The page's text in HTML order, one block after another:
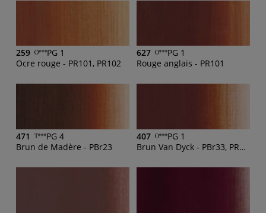
259
PG 1
Ocre rouge - PR101, PR102
627
PG 1
Rouge anglais - PR101
471
PG 4
Brun de Madère - PBr23
407
PG 1
Brun Van Dyck - PBr33, PR101